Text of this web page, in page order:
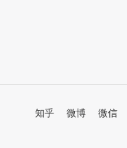
知乎 微博 微信